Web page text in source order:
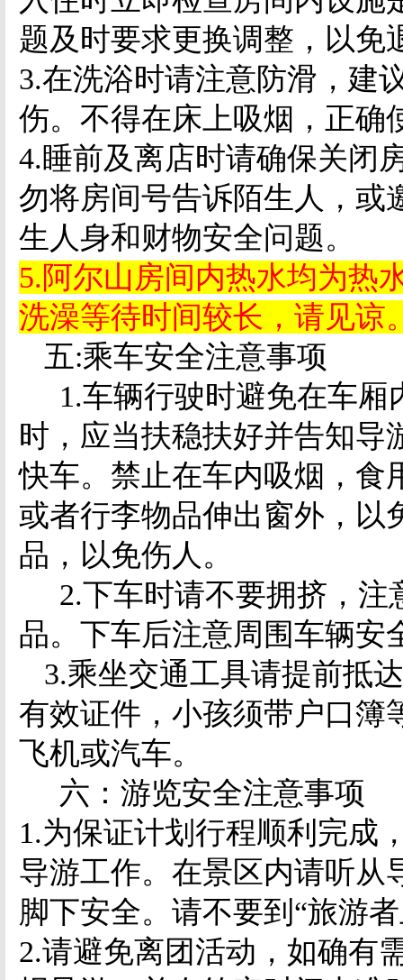
题及时要求更换调整，以免
3.在洗浴时请注意防滑，建
伤。不得在床上吸烟，正确
4.睡前及离店时请确保关闭
勿将房间号告诉陌生人，或
生人身和财物安全问题。
5.阿尔山房间内热水均为热
洗澡等待时间较长，请见谅
五:乘车安全注意事项
1.车辆行驶时避免在车厢
时，应当扶稳扶好并告知导
快车。禁止在车内吸烟，食
或者行李物品伸出窗外，以
品，以免伤人。
2.下车时请不要拥挤，注
品。下车后注意周围车辆安
3.乘坐交通工具请提前抵
有效证件，小孩须带户口簿
飞机或汽车。
六：游览安全注意事项
1.为保证计划行程顺利完成
导游工作。在景区内请听从
脚下安全。请不要到“旅游
2.请避免离团活动，如确有